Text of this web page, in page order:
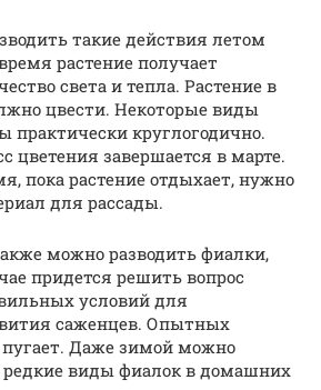
такие действия летом
растение получает
света и тепла. Растение в
цвести. Некоторые виды
практически круглогодично.
цветения завершается в марте.
пока растение отдыхает, нужно
для рассады.
можно разводить фиалки,
придется решить вопрос
условий для
саженцев. Опытных
пугает. Даже зимой можно
виды фиалок в домашних